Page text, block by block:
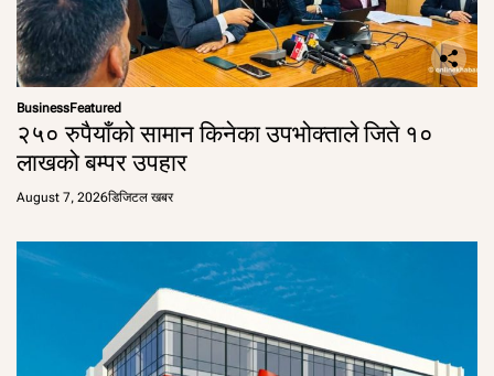
BusinessFeatured
२५० रुपैयाँको सामान किनेका उपभोक्ताले जिते १०
लाखको बम्पर उपहार
August 7, 2026डिजिटल खबर